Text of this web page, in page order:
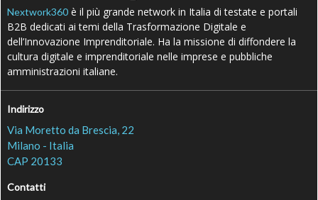
Nextwork360 è il più grande network in Italia di testate e portali
B2B dedicati ai temi della Trasformazione Digitale e
dell’Innovazione Imprenditoriale. Ha la missione di diffondere la
cultura digitale e imprenditoriale nelle imprese e pubbliche
amministrazioni italiane.
Indirizzo
Via Moretto da Brescia, 22
Milano - Italia
CAP 20133
Contatti